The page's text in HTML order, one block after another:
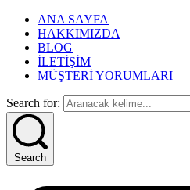
ANA SAYFA
HAKKIMIZDA
BLOG
İLETİŞİM
MÜŞTERİ YORUMLARI
Search for:
Search